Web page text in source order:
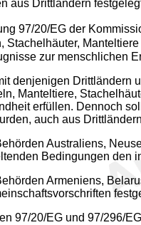
aus Drittländern
97/20/EG der
Stachelhäuter,
zur menschlichen
denjenigen Drittländern
Manteltiere,
erfüllen. Dennoch
auch aus
Australiens,
Bedingungen den
Armeniens,
97/20/EG und 97/296/